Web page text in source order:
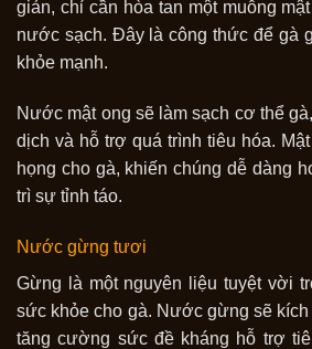
giản, chỉ cần hòa tan một muỗng
nước sạch. Đây là công thức để gà
khỏe mạnh.
Nước mật ong sẽ làm sạch cơ thể
dịch và hỗ trợ quá trình tiêu hóa.
họng cho gà, khiến chúng dễ dàng
trì sự tỉnh táo.
Nước gừng tươi
Gừng là một nguyên liệu tuyệt vời
sức khỏe cho gà. Nước gừng sẽ kích
tăng cường sức đề kháng hỗ trợ